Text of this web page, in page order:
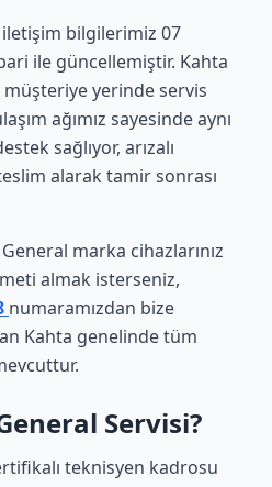
iletişim bilgilerimiz 07
ile güncellemiştir. Kahta
yerinde servis
ağımız sayesinde aynı
sağlıyor, arızalı
alarak tamir sonrası
General marka cihazlarınız
almak isterseniz,
numaramızdan bize
Kahta genelinde tüm
Servisi?
teknisyen kadrosu